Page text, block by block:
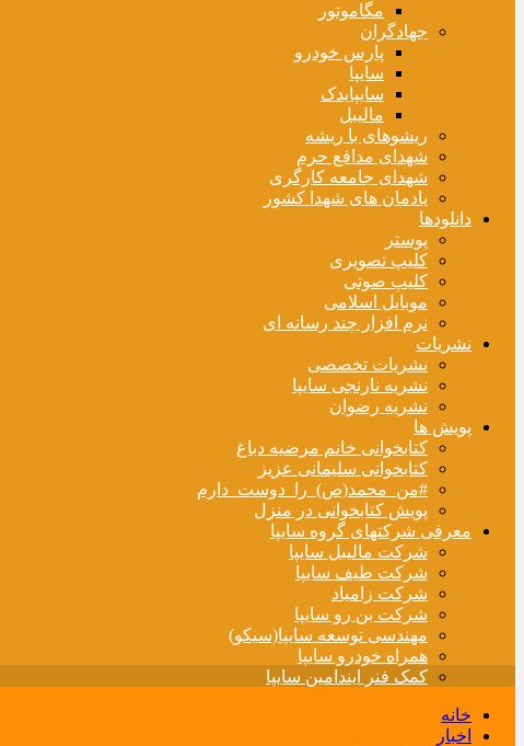
مگاموتور
جهادگران
پارس خودرو
سایپا
سایپایدک
مالیبل
ریشوهای با ریشه
شهدای مدافع حرم
شهدای جامعه کارگری
یادمان های شهدا کشور
دانلودها
پوستر
کلیپ تصویری
کلیپ صوتی
موبایل اسلامی
نرم افزار چند رسانه ای
نشریات
نشریات تخصصی
نشریه نارنجی سایپا
نشریه رضوان
پویش ها
کتابخوانی خانم مرضیه دباغ
کتابخوانی سلیمانی عزیز
#من_محمد(ص)_را_دوست_دارم
پویش کتابخوانی در منزل
معرفی شرکتهای گروه سایپا
شرکت مالیبل سایپا
شرکت طیف سایپا
شرکت زامیاد
شرکت بن رو سایپا
مهندسی توسعه سایپا(سیکو)
همراه خودرو سایپا
کمک فنر ایندامین سایپا
خانه
اخبار